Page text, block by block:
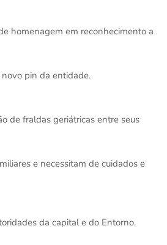
homenagem em reconhecimento a
pin da entidade.
de fraldas geriátricas entre seus
e necessitam de cuidados e
da capital e do Entorno.